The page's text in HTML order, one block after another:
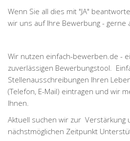
Wenn Sie all dies mit "JA"
wir uns auf Ihre Bewerbung - gerne
Wir nutzen einfach-bewerben.de -
zuverlässigen Bewerbungstool.
Stellenausschreibungen Ihren
(Telefon, E-Mail) eintragen und wir
Ihnen.
Aktuell suchen wir zur Verstärkung
nächstmöglichen Zeitpunkt